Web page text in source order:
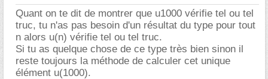
Quant on te dit de montrer que u1000 vérifie tel ou tel
truc, tu n'as pas besoin d'un résultat du type pour tout
n alors u(n) vérifie tel ou tel truc.
Si tu as quelque chose de ce type très bien sinon il
reste toujours la méthode de calculer cet unique
élément u(1000).